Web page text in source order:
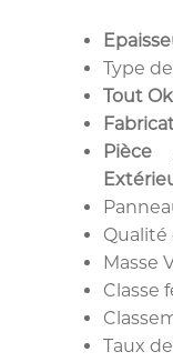
Type
Tout
Pièce
Qualité
Masse
Classe
Taux